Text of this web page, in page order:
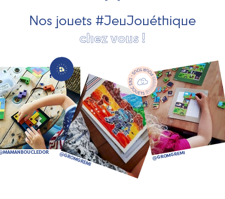
Nos jouets #JeuJouéthique
chez vous !